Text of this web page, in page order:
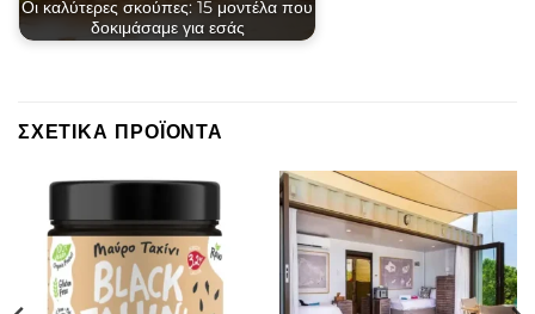
Οι καλύτερες σκούπες: 15 μοντέλα που
δοκιμάσαμε για εσάς
ΣΧΕΤΙΚΆ ΠΡΟΪΌΝΤΑ